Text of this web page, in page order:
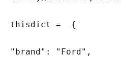
thisdict =  {
"brand": "Ford",